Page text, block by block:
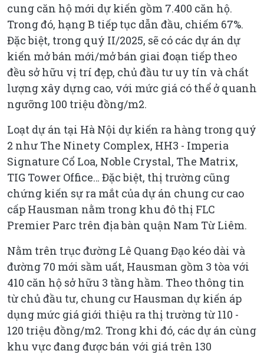
cung căn hộ mới dự kiến gồm 7.400 căn hộ.
Trong đó, hạng B tiếp tục dẫn đầu, chiếm 67%.
Đặc biệt, trong quý II/2025, sẽ có các dự án dự
kiến mở bán mới/mở bán giai đoạn tiếp theo
đều sở hữu vị trí đẹp, chủ đầu tư uy tín và chất
lượng xây dựng cao, với mức giá có thể ở quanh
ngưỡng 100 triệu đồng/m2.
Loạt dự án tại Hà Nội dự kiến ra hàng trong quý
2 như The Ninety Complex, HH3 - Imperia
Signature Cổ Loa, Noble Crystal, The Matrix,
TIG Tower Office… Đặc biệt, thị trường cũng
chứng kiến sự ra mắt của dự án chung cư cao
cấp Hausman nằm trong khu đô thị FLC
Premier Parc trên địa bàn quận Nam Từ Liêm.
Nằm trên trục đường Lê Quang Đạo kéo dài và
đường 70 mới sầm uất, Hausman gồm 3 tòa với
410 căn hộ sở hữu 3 tầng hầm. Theo thông tin
từ chủ đầu tư, chung cư Hausman dự kiến áp
dụng mức giá giới thiệu ra thị trường từ 110 -
120 triệu đồng/m2. Trong khi đó, các dự án cùng
khu vực đang được bán với giá trên 130